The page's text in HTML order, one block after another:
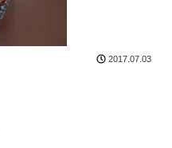
2017.07.03